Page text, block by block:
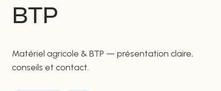
BTP
Matériel agricole & BTP — présentation claire,
conseils et contact.